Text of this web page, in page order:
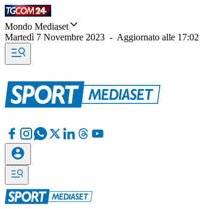
Mondo Mediaset
Martedì 7 Novembre 2023 - Aggiornato alle 17:02